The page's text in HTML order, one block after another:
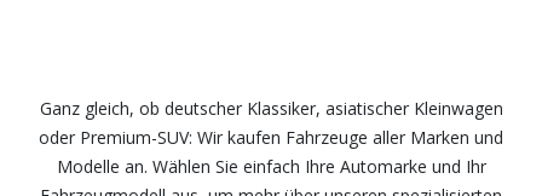
Ganz gleich, ob deutscher Klassiker, asiatischer Kleinwagen
oder Premium-SUV: Wir kaufen Fahrzeuge aller Marken und
Modelle an. Wählen Sie einfach Ihre Automarke und Ihr